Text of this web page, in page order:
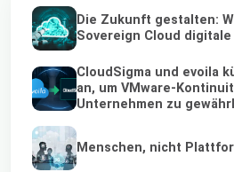
Die Zukunft gestalten:
Sovereign Cloud
CloudSigma und evoila
an, um VMware-
Unternehmen zu
Menschen, nicht